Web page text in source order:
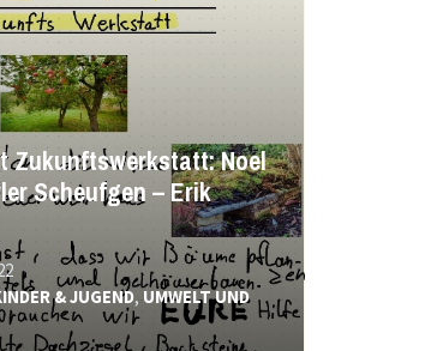
Zukunftswerkstatt: Noel
Scheufgen – Erik
& JUGEND,UMWELT UND